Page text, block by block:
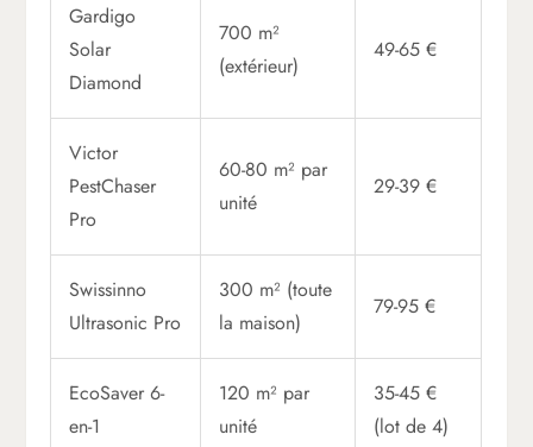
Gardigo
Solar
Diamond
700 m²
(extérieur)
49-65 €
Victor
PestChaser
Pro
60-80 m² par
unité
29-39 €
Swissinno
Ultrasonic Pro
300 m² (toute
la maison)
79-95 €
EcoSaver 6-
en-1
120 m² par
unité
35-45 €
(lot de 4)